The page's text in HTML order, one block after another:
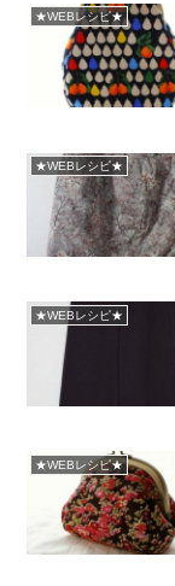
★WEBレシピ★
★WEBレシピ★
★WEBレシピ★
★WEBレシピ★